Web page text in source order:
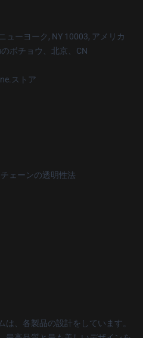
ューヨーク, NY 10003, アメリカ
ボチョウ、北京、CN
ストア
ェーンの透明性法
、各製品の設計をしています。